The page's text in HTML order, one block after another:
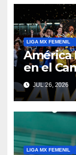
LIGA MX FEMENIL
América
en el
JUL 26, 2026
LIGA MX FEMENIL